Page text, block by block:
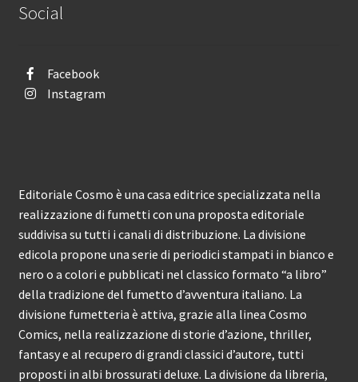
Social
Facebook
Instagram
Editoriale Cosmo è una casa editrice specializzata nella
realizzazione di fumetti con una proposta editoriale
suddivisa su tutti i canali di distribuzione. La divisione
edicola propone una serie di periodici stampati in bianco e
nero o a colori e pubblicati nel classico formato “a libro”
della tradizione del fumetto d’avventura italiano. La
divisione fumetteria è attiva, grazie alla linea Cosmo
Comics, nella realizzazione di storie d’azione, thriller,
fantasy e al recupero di grandi classici d’autore, tutti
proposti in albi brossurati deluxe. La divisione da libreria,